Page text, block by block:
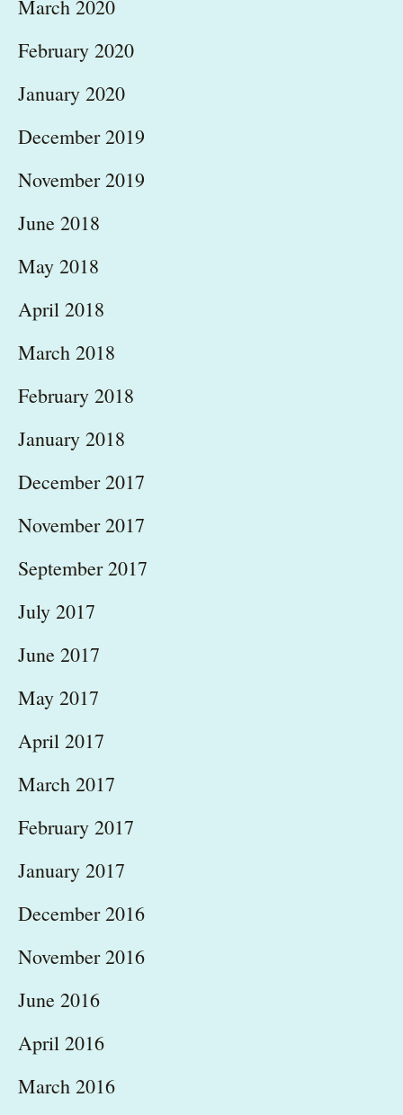
March 2020
February 2020
January 2020
December 2019
November 2019
June 2018
May 2018
April 2018
March 2018
February 2018
January 2018
December 2017
November 2017
September 2017
July 2017
June 2017
May 2017
April 2017
March 2017
February 2017
January 2017
December 2016
November 2016
June 2016
April 2016
March 2016